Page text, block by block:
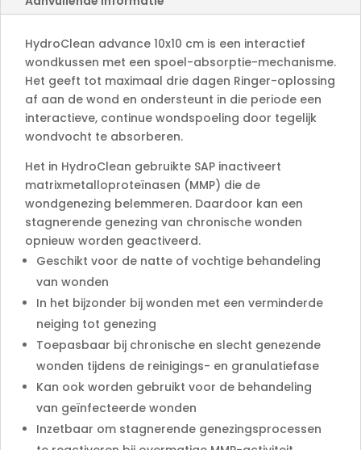
HydroClean advance 10x10 cm is een interactief
wondkussen met een spoel-absorptie-mechanisme.
Het geeft tot maximaal drie dagen Ringer-oplossing
af aan de wond en ondersteunt in die periode een
interactieve, continue wondspoeling door tegelijk
wondvocht te absorberen.
Het in HydroClean gebruikte SAP inactiveert
matrixmetalloproteïnasen (MMP) die de
wondgenezing belemmeren. Daardoor kan een
stagnerende genezing van chronische wonden
opnieuw worden geactiveerd.
Geschikt voor de natte of vochtige behandeling
van wonden
In het bijzonder bij wonden met een verminderde
neiging tot genezing
Toepasbaar bij chronische en slecht genezende
wonden tijdens de reinigings- en granulatiefase
Kan ook worden gebruikt voor de behandeling
van geïnfecteerde wonden
Inzetbaar om stagnerende genezingsprocessen